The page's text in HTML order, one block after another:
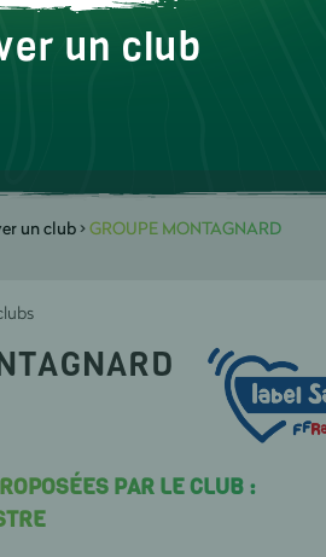
un club
un club>GROUPE MONTAGNARD
PAR LE CLUB :